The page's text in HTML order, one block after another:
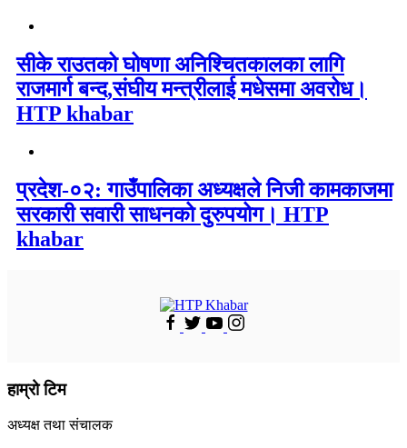
सीके राउतको घोषणा अनिश्चितकालका लागि
राजमार्ग बन्द,संघीय मन्त्रीलाई मधेसमा अवरोध।
HTP khabar
प्रदेश-०२: गाउँपालिका अध्यक्षले निजी कामकाजमा
सरकारी सवारी साधनको दुरुपयोग। HTP
khabar
हाम्रो टिम
अध्यक्ष तथा संचालक